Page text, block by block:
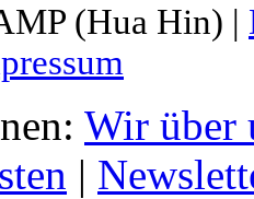
(Hua Hin) |
Wir über
|